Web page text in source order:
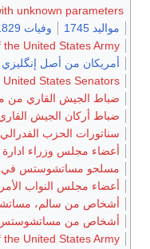
unknown parameters
مواليد 1745
وفيات 1829
United States Army
أمريكان من أصل إنگليزي
States Senators
ضباط الجيش القاري
ضباط أركان الجيش
سناتورات الحزب
أعضاء مجلس وزراء ادارة
مسلحو مساتشوستس في
أعضاء مجلس النواب
أشخاص من سالم،
أشخاص من مساتشوستس
United States Army